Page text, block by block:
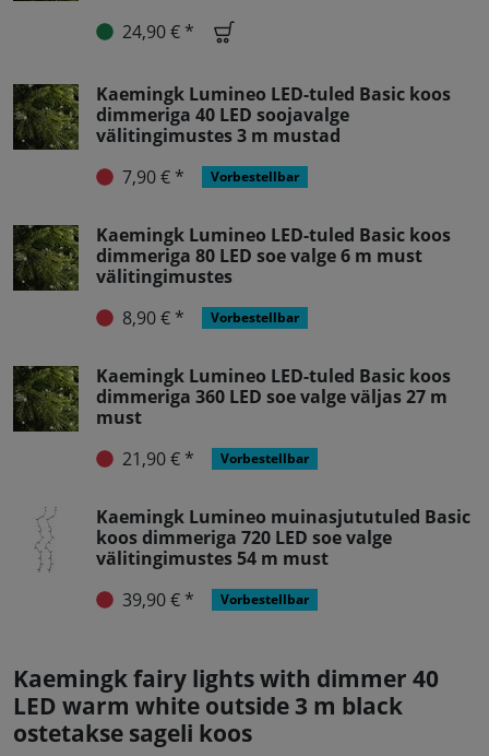
24,90 € *
Kaemingk Lumineo LED-tuled Basic koos
dimmeriga 40 LED soojavalge
välitingimustes 3 m mustad
7,90 € *
Vorbestellbar
Kaemingk Lumineo LED-tuled Basic koos
dimmeriga 80 LED soe valge 6 m must
välitingimustes
8,90 € *
Vorbestellbar
Kaemingk Lumineo LED-tuled Basic koos
dimmeriga 360 LED soe valge väljas 27 m
must
21,90 € *
Vorbestellbar
Kaemingk Lumineo muinasjututuled Basic
koos dimmeriga 720 LED soe valge
välitingimustes 54 m must
39,90 € *
Vorbestellbar
Kaemingk fairy lights with dimmer 40
LED warm white outside 3 m black
ostetakse sageli koos